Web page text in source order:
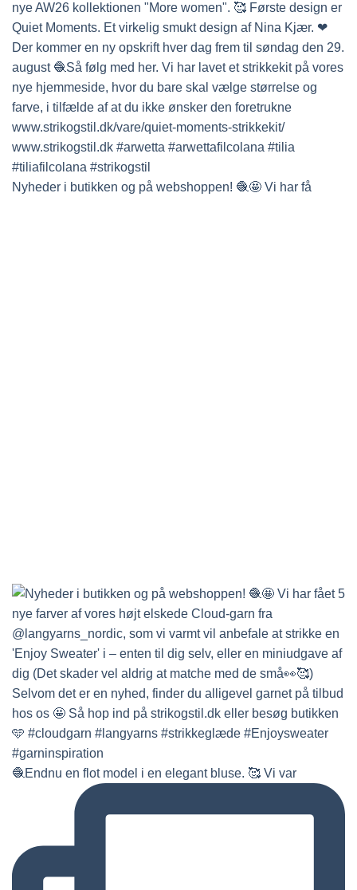
Nyheder i butikken og på webshoppen! 🧶🤩 Vi har få
🧶Endnu en flot model i en elegant bluse. 🥰 Vi var